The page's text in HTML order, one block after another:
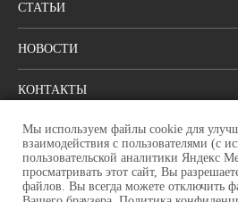
СТАТЬИ
НОВОСТИ
КОНТАКТЫ
ПОЛИТИКА
Москва, ул. Шоссейная, 80, стр. 1
Режим работы: пн-пт: с 9:00 до 18:00
Мы используем файлы cookie для
взаимодействия с пользователями (с
пользовательской аналитики Яндекс
просматривать этот сайт, Вы
файлов. Вы всегда можете отключить